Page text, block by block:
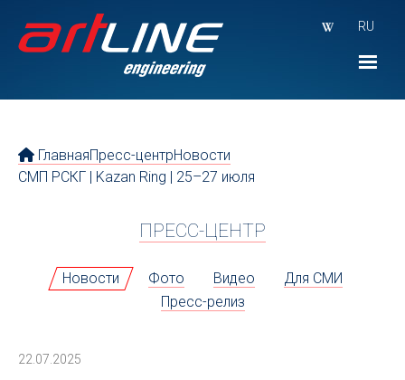
RU
ГлавнаяПресс-центрНовости
СМП РСКГ | Kazan Ring | 25–27 июля
ПРЕСС-ЦЕНТР
Новости Фото Видео
Для СМИ
Пресс-релиз
22.07.2025